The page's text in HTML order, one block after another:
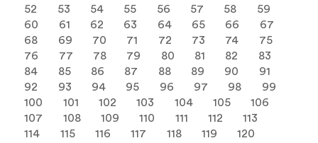
52
53 54 55 56 57 58
59
60
61 62 63 64 65 66
67
68
69 70 71 72 73 74
75
76
77 78 79 80 81 82
83
84
85 86 87 88 89 90
91
92
93 94 95 96 97 98
99
100
101 102 103 104 105
106
107
108 109 110 111 112
113
114
115 116 117 118 119
120